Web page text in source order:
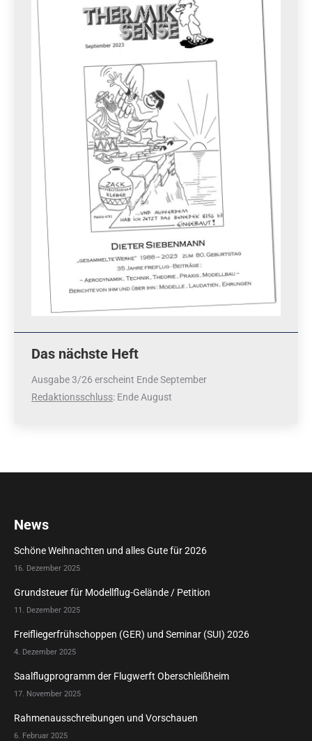
Das nächste Heft
Ausgabe 3/26 erscheint Ende September
Redaktionsschluss: Ende August
News
Schöne Weihnachten und alles Gute für 2026
16. Dezember 2025
Grundsteuer für Modellflug-Gelände / Petition
11. Dezember 2025
Freifliegerfrühschoppen (GER) und Seminar (SUI) 2026
4. Dezember 2025
Saalflugprogramm der Flugwerft Oberschleißheim
17. November 2025
Rahmenausschreibungen und Vorschauen
6. Februar 2025